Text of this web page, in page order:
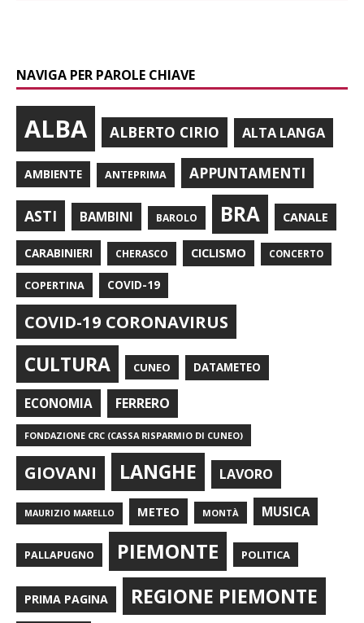
NAVIGA PER PAROLE CHIAVE
ALBA ALBERTO CIRIO ALTA LANGA
AMBIENTE ANTEPRIMA APPUNTAMENTI
ASTI BAMBINI BAROLO BRA CANALE
CARABINIERI CHERASCO CICLISMO CONCERTO
COPERTINA COVID-19
COVID-19 CORONAVIRUS
CULTURA CUNEO DATAMETEO
ECONOMIA FERRERO
FONDAZIONE CRC (CASSA RISPARMIO DI CUNEO)
GIOVANI LANGHE LAVORO
MAURIZIO MARELLO METEO MONTÀ MUSICA
PALLAPUGNO PIEMONTE POLITICA
PRIMA PAGINA REGIONE PIEMONTE